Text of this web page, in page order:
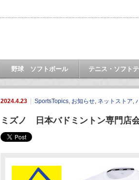
野球 ソフトボール テニス・ソフト
2024.4.23 SportsTopics, お知らせ, ネットストア,
ミズノ 日本バドミントン専門店